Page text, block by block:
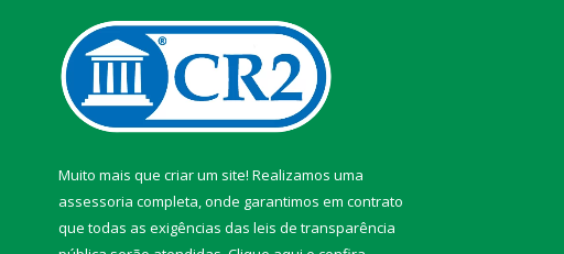
Muito mais que criar um site! Realizamos uma
assessoria completa, onde garantimos em contrato
que todas as exigências das leis de transparência